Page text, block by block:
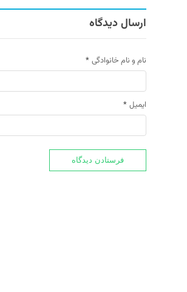
ارسال دیدگاه
نام و نام خانوادگی *
ایمیل *